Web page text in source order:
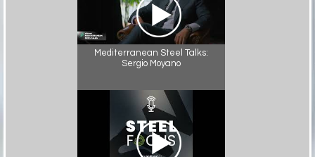
Mediterranean Steel Talks:
Sergio Moyano